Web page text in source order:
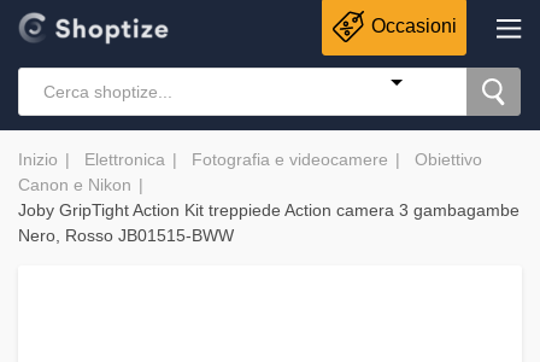
Occasioni
Inizio Elettronica Fotografia e videocamere
Obiettivo
Canon e Nikon
Joby GripTight Action Kit treppiede Action camera 3 gambagambe
Nero, Rosso JB01515-BWW